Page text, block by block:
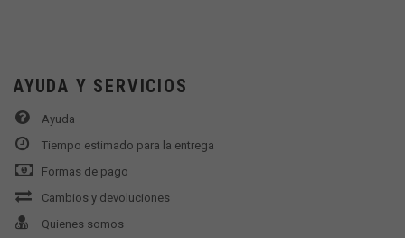
AYUDA Y SERVICIOS
Ayuda
Tiempo estimado para la entrega
Formas de pago
Cambios y devoluciones
Quienes somos